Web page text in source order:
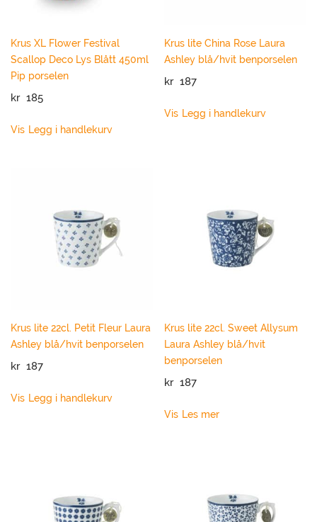
Krus XL Flower Festival
Scallop Deco Lys Blått 450ml
Pip porselen
kr 185
Vis Legg i handlekurv
Krus lite China Rose Laura
Ashley blå/hvit benporselen
kr 187
Vis Legg i handlekurv
Krus lite 22cl. Petit Fleur Laura
Ashley blå/hvit benporselen
kr 187
Vis Legg i handlekurv
Krus lite 22cl. Sweet Allysum
Laura Ashley blå/hvit
benporselen
kr 187
Vis Les mer